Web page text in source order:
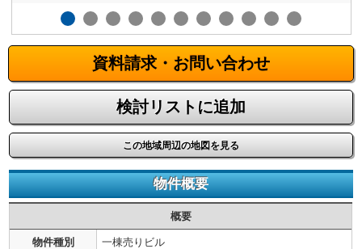
資料請求・お問い合わせ
検討リストに追加
この地域周辺の地図を見る
物件概要
概要
物件種別 一棟売りビル